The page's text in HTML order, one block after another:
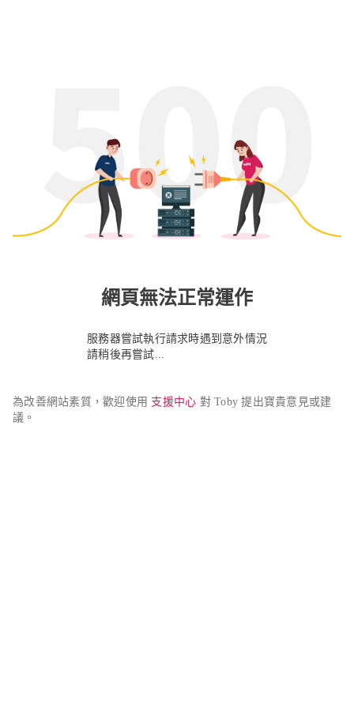
網頁無法正常運作
服務器嘗試執行請求時遇到意外情況
請稍後再嘗試...
為改善網站素質，歡迎使用 支援中心 對 Toby 提出寶貴意見或建
議。